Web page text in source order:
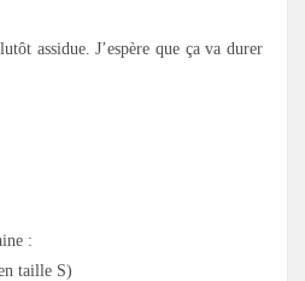
assidue. J’espère que ça va durer
:
taille S)